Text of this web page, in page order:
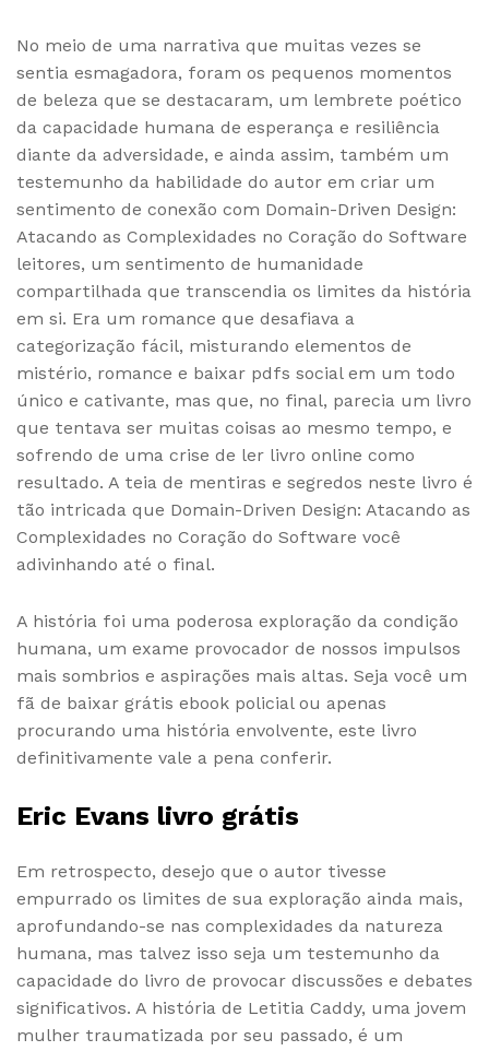
No meio de uma narrativa que muitas vezes se
sentia esmagadora, foram os pequenos momentos
de beleza que se destacaram, um lembrete poético
da capacidade humana de esperança e resiliência
diante da adversidade, e ainda assim, também um
testemunho da habilidade do autor em criar um
sentimento de conexão com Domain-Driven Design:
Atacando as Complexidades no Coração do Software
leitores, um sentimento de humanidade
compartilhada que transcendia os limites da história
em si. Era um romance que desafiava a
categorização fácil, misturando elementos de
mistério, romance e baixar pdfs social em um todo
único e cativante, mas que, no final, parecia um livro
que tentava ser muitas coisas ao mesmo tempo, e
sofrendo de uma crise de ler livro online como
resultado. A teia de mentiras e segredos neste livro é
tão intricada que Domain-Driven Design: Atacando as
Complexidades no Coração do Software você
adivinhando até o final.
A história foi uma poderosa exploração da condição
humana, um exame provocador de nossos impulsos
mais sombrios e aspirações mais altas. Seja você um
fã de baixar grátis ebook policial ou apenas
procurando uma história envolvente, este livro
definitivamente vale a pena conferir.
Eric Evans livro grátis
Em retrospecto, desejo que o autor tivesse
empurrado os limites de sua exploração ainda mais,
aprofundando-se nas complexidades da natureza
humana, mas talvez isso seja um testemunho da
capacidade do livro de provocar discussões e debates
significativos. A história de Letitia Caddy, uma jovem
mulher traumatizada por seu passado, é um